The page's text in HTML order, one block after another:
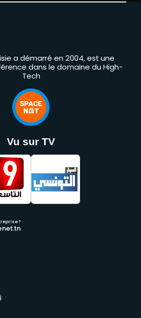
a démarré en 2004, est une
dans le domaine du High-
Tech
Vu sur TV
?